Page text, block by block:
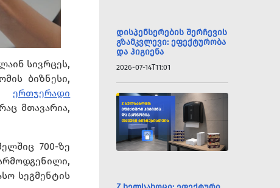
სივრცეს,
ბიზნესი,
ერთჯერადი
მთავარია,
700-ზე
სეგმენტის
დისპენსერების შერჩევის
გზამკვლევი: ეფექტურობა
და ჰიგიენა
2026-07-14T11:01